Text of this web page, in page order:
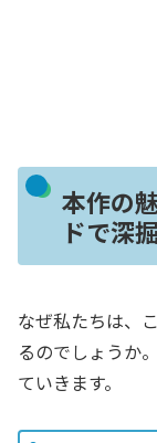
本作の
ドで深
なぜ私たちは、
るのでしょうか
ていきます。